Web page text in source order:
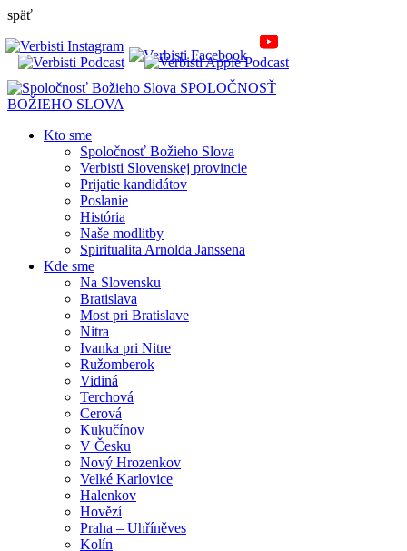
späť
SPOLOČNOSŤ
BOŽIEHO SLOVA
Kto sme
Spoločnosť Božieho Slova
Verbisti Slovenskej provincie
Prijatie kandidátov
Poslanie
História
Naše modlitby
Spiritualita Arnolda Janssena
Kde sme
Na Slovensku
Bratislava
Most pri Bratislave
Nitra
Ivanka pri Nitre
Ružomberok
Vidiná
Terchová
Cerová
Kukučínov
V Česku
Nový Hrozenkov
Velké Karlovice
Halenkov
Hovězí
Praha – Uhříněves
Kolín